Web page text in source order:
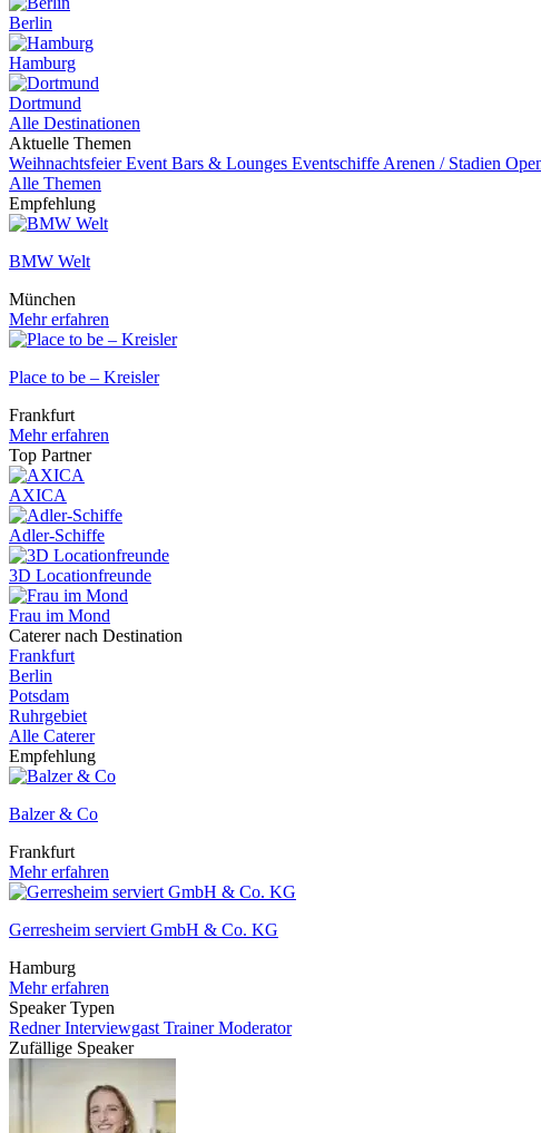
Berlin
Hamburg
Dortmund
Alle Destinationen
Aktuelle Themen
WeihnachtsfeierEvent Bars & Lounges Eventschiffe Arenen / Stadien
Alle Themen
Empfehlung
BMW Welt
München
Mehr erfahren
Place to be – Kreisler
Frankfurt
Mehr erfahren
Top Partner
AXICA
Adler-Schiffe
3D Locationfreunde
Frau im Mond
Caterer nach Destination
Frankfurt
Berlin
Potsdam
Ruhrgebiet
Alle Caterer
Empfehlung
Balzer & Co
Frankfurt
Mehr erfahren
Gerresheim serviert GmbH & Co. KG
Hamburg
Mehr erfahren
Speaker Typen
RednerInterviewgast TrainerModerator
Zufällige Speaker